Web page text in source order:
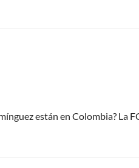
están en Colombia? La